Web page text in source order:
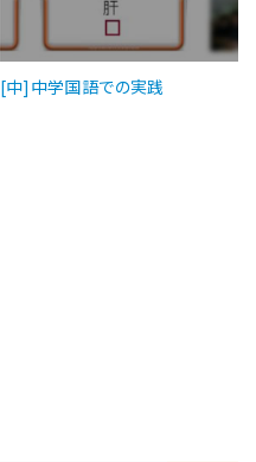
[中]中学国語での実践